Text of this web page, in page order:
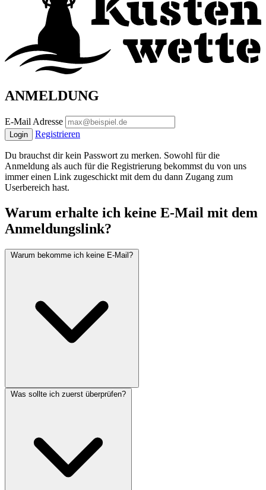
ANMELDUNG
E-Mail Adresse
Login Registrieren
Du brauchst dir kein Passwort zu merken. Sowohl für die
Anmeldung als auch für die Registrierung bekommst du von uns
immer einen Link zugeschickt mit dem du dann Zugang zum
Userbereich hast.
Warum erhalte ich keine E-Mail mit dem
Anmeldungslink?
Warum bekomme ich keine E-Mail?
Was sollte ich zuerst überprüfen?